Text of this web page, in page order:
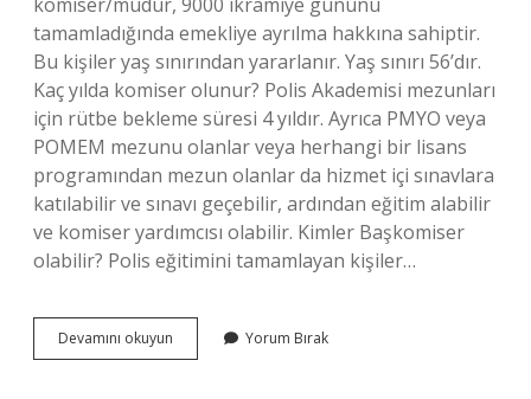
tamamladığında emekliye ayrılma hakkına sahiptir.
Bu kişiler yaş sınırından yararlanır. Yaş sınırı 56’dır.
Kaç yılda komiser olunur? Polis Akademisi mezunları
için rütbe bekleme süresi 4 yıldır. Ayrıca PMYO veya
POMEM mezunu olanlar veya herhangi bir lisans
programından mezun olanlar da hizmet içi sınavlara
katılabilir ve sınavı geçebilir, ardından eğitim alabilir
ve komiser yardımcısı olabilir. Kimler Başkomiser
olabilir? Polis eğitimini tamamlayan kişiler…
Devamını okuyun Başkomiser
Kaç
Yorum Bırak